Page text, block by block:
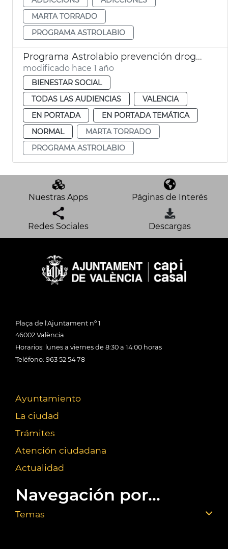
MARTA TORRADO
PROGRAMA ASTROLABIO
Programa Astrolabio prevención drogadicciones
modificado hace 1 año
BIENESTAR SOCIAL
TODAS LAS AUDIENCIAS
VALENCIA
EN PORTADA
EN PORTADA TEMÁTICA
NORMAL
MARTA TORRADO
PROGRAMA ASTROLABIO
Nuestras Apps Páginas de Interés
Redes Sociales Descargas
Plaça de l'Ajuntament nº 1
46002 València
Horarios: lunes a viernes de 8:30 a 14:00 horas
Teléfono: 963 52 54 78
Ayuntamiento
La ciudad
Trámites
Atención ciudadana
Actualidad
Navegación por...
Temas